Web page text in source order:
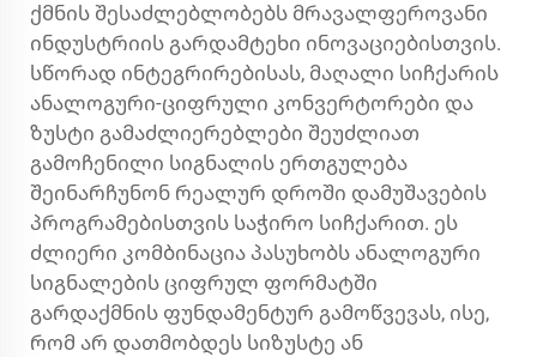
ქმნის შესაძლებლობებს მრავალფეროვანი
ინდუსტრიის გარდამტეხი ინოვაციებისთვის.
სწორად ინტეგრირებისას, მაღალი სიჩქარის
ანალოგური-ციფრული კონვერტორები და
ზუსტი გამაძლიერებლები შეუძლიათ
გამოჩენილი სიგნალის ერთგულება
შეინარჩუნონ რეალურ დროში დამუშავების
პროგრამებისთვის საჭირო სიჩქარით. ეს
ძლიერი კომბინაცია პასუხობს ანალოგური
სიგნალების ციფრულ ფორმატში
გარდაქმნის ფუნდამენტურ გამოწვევას, ისე,
რომ არ დათმობდეს სიზუსტე ან